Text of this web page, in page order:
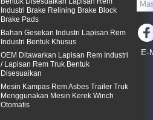
Industri Brake Relining Brake Block
Brake Pads
Bahan Gesekan Industri Lapisan Rem
Industri Bentuk Khusus
OEM Ditawarkan Lapisan Rem Industri
/ Lapisan Rem Truk Bentuk
Disesuaikan
Mesin Kampas Rem Asbes Trailer Truk
Menggunakan Mesin Kerek Winch
Otomatis
E-